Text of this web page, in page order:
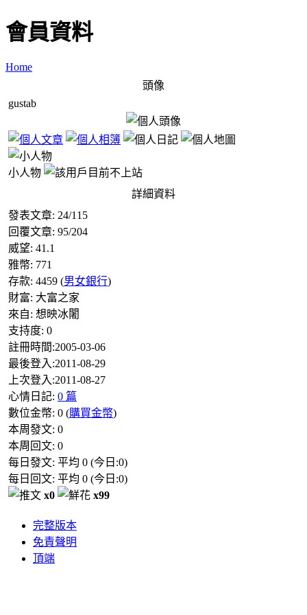
會員資料
Home
頭像
gustab
小人物
詳細資料
發表文章: 24/115
回覆文章: 95/204
威望: 41.1
雅幣: 771
存款: 4459 (男女銀行)
財富: 大富之家
來自: 想映冰闍
支持度: 0
註冊時間:2005-03-06
最後登入:2011-08-29
上次登入:2011-08-27
心情日記: 0 篇
數位金幣: 0 (購買金幣)
本周發文: 0
本周回文: 0
每日發文: 平均 0 (今日:0)
每日回文: 平均 0 (今日:0)
x0
x99
完整版本
免責聲明
頂端